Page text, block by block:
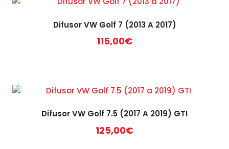
Difusor VW Golf 7 (2013 A 2017)
115,00€
Difusor VW Golf 7.5 (2017 A 2019) GTI
125,00€